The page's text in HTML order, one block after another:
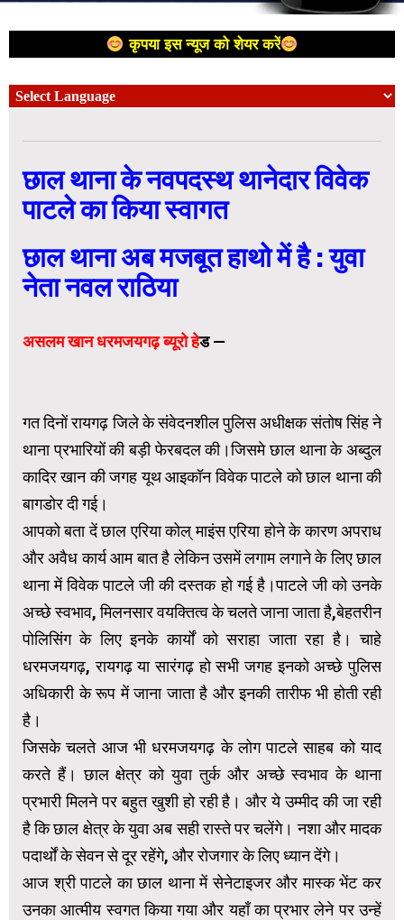
कृपया इस न्यूज को शेयर करें
छाल थाना के नवपदस्थ थानेदार विवेक
पाटले का किया स्वागत
छाल थाना अब मजबूत हाथो में है : युवा
नेता नवल राठिया
असलम खान धरमजयगढ़ ब्यूरो हेड —
गत दिनों रायगढ़ जिले के संवेदनशील पुलिस अधीक्षक संतोष सिंह ने
थाना प्रभारियों की बड़ी फेरबदल की।जिसमे छाल थाना के अब्दुल
कादिर खान की जगह यूथ आइकॉन विवेक पाटले को छाल थाना की
बागडोर दी गई।
आपको बता दें छाल एरिया कोल् माइंस एरिया होने के कारण अपराध
और अवैध कार्य आम बात है लेकिन उसमें लगाम लगाने के लिए छाल
थाना में विवेक पाटले जी की दस्तक हो गई है।पाटले जी को उनके
अच्छे स्वभाव, मिलनसार वयक्तित्व के चलते जाना जाता है,बेहतरीन
पोलिसिंग के लिए इनके कार्यों को सराहा जाता रहा है। चाहे
धरमजयगढ़, रायगढ़ या सारंगढ़ हो सभी जगह इनको अच्छे पुलिस
अधिकारी के रूप में जाना जाता है और इनकी तारीफ भी होती रही
है।
जिसके चलते आज भी धरमजयगढ़ के लोग पाटले साहब को याद
करते हैं। छाल क्षेत्र को युवा तुर्क और अच्छे स्वभाव के थाना
प्रभारी मिलने पर बहुत खुशी हो रही है। और ये उम्मीद की जा रही
है कि छाल क्षेत्र के युवा अब सही रास्ते पर चलेंगे। नशा और मादक
पदार्थों के सेवन से दूर रहेंगे, और रोजगार के लिए ध्यान देंगे।
आज श्री पाटले का छाल थाना में सेनेटाइजर और मास्क भेंट कर
उनका आत्मीय स्वगत किया गया और यहाँ का प्रभार लेने पर उन्हें